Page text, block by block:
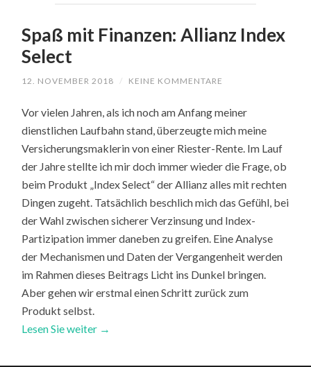
Spaß mit Finanzen: Allianz Index
Select
12. NOVEMBER 2018 / KEINE KOMMENTARE
Vor vielen Jahren, als ich noch am Anfang meiner
dienstlichen Laufbahn stand, überzeugte mich meine
Versicherungsmaklerin von einer Riester-Rente. Im Lauf
der Jahre stellte ich mir doch immer wieder die Frage, ob
beim Produkt „Index Select“ der Allianz alles mit rechten
Dingen zugeht. Tatsächlich beschlich mich das Gefühl, bei
der Wahl zwischen sicherer Verzinsung und Index-
Partizipation immer daneben zu greifen. Eine Analyse
der Mechanismen und Daten der Vergangenheit werden
im Rahmen dieses Beitrags Licht ins Dunkel bringen.
Aber gehen wir erstmal einen Schritt zurück zum
Produkt selbst.
Lesen Sie weiter →